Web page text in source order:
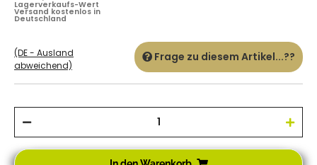
Lagerverkaufs-Wert
Versand kostenlos in
Deutschland
(DE - Ausland
abweichend)
Frage zu diesem Artikel...??